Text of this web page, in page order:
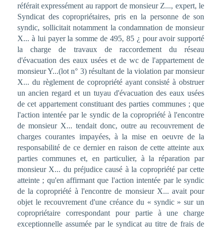
référait expressément au rapport de monsieur Z..., expert, le
Syndicat des copropriétaires, pris en la personne de son
syndic, sollicitait notamment la condamnation de monsieur
X... à lui payer la somme de 495, 85 ¿ pour avoir supporté
la charge de travaux de raccordement du réseau
d'évacuation des eaux usées et de wc de l'appartement de
monsieur Y...(lot n° 3) résultant de la violation par monsieur
X... du règlement de copropriété ayant consisté à obstruer
un ancien regard et un tuyau d'évacuation des eaux usées
de cet appartement constituant des parties communes ; que
l'action intentée par le syndic de la copropriété à l'encontre
de monsieur X... tendait donc, outre au recouvrement de
charges courantes impayées, à la mise en oeuvre de la
responsabilité de ce dernier en raison de cette atteinte aux
parties communes et, en particulier, à la réparation par
monsieur X... du préjudice causé à la copropriété par cette
atteinte ; qu'en affirmant que l'action intentée par le syndic
de la copropriété à l'encontre de monsieur X... avait pour
objet le recouvrement d'une créance du « syndic » sur un
copropriétaire correspondant pour partie à une charge
exceptionnelle assumée par le syndicat au titre de frais de